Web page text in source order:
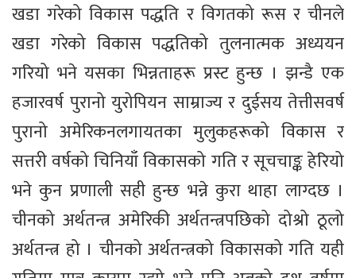
खडा गरेको विकास पद्धति र विगतको रूस र चीनले
खडा गरेको विकास पद्धतिको तुलनात्मक अध्ययन
गरियो भने यसका भिन्नताहरू प्रस्ट हुन्छ । झन्डै एक
हजारवर्ष पुरानो युरोपियन साम्राज्य र दुईसय तेत्तीसवर्ष
पुरानो अमेरिकनलगायतका मुलुकहरूको विकास र
सत्तरी वर्षको चिनियाँ विकासको गति र सूचचाङ्क हेरियो
भने कुन प्रणाली सही हुन्छ भन्ने कुरा थाहा लाग्दछ ।
चीनको अर्थतन्त्र अमेरिकी अर्थतन्त्रपछिको दोश्रो ठूलो
अर्थतन्त्र हो । चीनको अर्थतन्त्रको विकासको गति यही